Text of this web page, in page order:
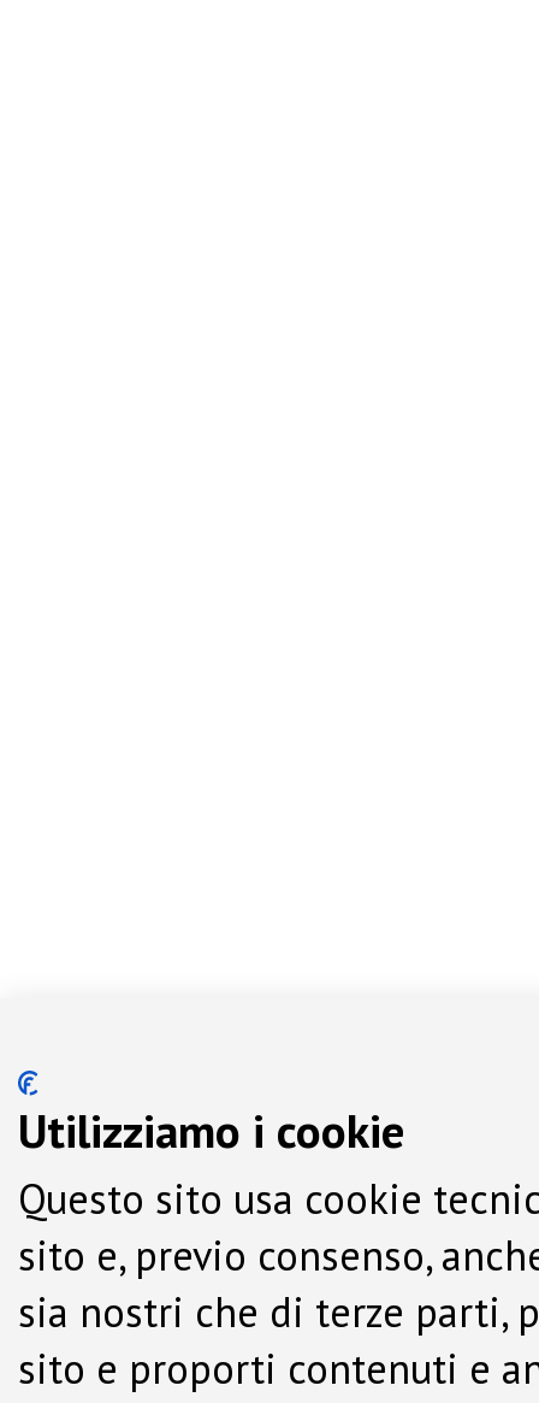
Utilizziamo i cookie
Questo sito usa cookie
sito e, previo consenso,
sia nostri che di terze parti,
sito e proporti contenuti e